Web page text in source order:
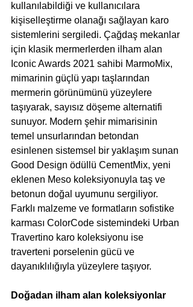
kullanılabildiği ve kullanıcılara
kişiselleştirme olanağı sağlayan karo
sistemlerini sergiledi. Çağdaş mekanlar
için klasik mermerlerden ilham alan
Iconic Awards 2021 sahibi MarmoMix,
mimarinin güçlü yapı taşlarından
mermerin görünümünü yüzeylere
taşıyarak, sayısız döşeme alternatifi
sunuyor. Modern şehir mimarisinin
temel unsurlarından betondan
esinlenen sistemsel bir yaklaşım sunan
Good Design ödüllü CementMix, yeni
eklenen Meso koleksiyonuyla taş ve
betonun doğal uyumunu sergiliyor.
Farklı malzeme ve formatların sofistike
karması ColorCode sistemindeki Urban
Travertino karo koleksiyonu ise
traverteni porselenin gücü ve
dayanıklılığıyla yüzeylere taşıyor.
Doğadan ilham alan koleksiyonlar